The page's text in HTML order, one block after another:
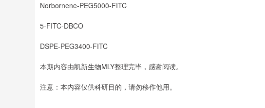
Norbornene-PEG5000-FITC
5-FITC-DBCO
DSPE-PEG3400-FITC
本期内容由凯新生物MLY整理完毕，感谢阅读。
注意：本内容仅供科研目的，请勿移作他用。